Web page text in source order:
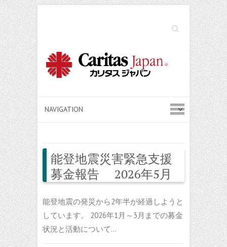
Search
能登地震災害緊急支援
募金報告 2026年5月
能登地震の発災から2年半が経過しようと
しています。 2026年1月～3月までの募金
状況と活動について…